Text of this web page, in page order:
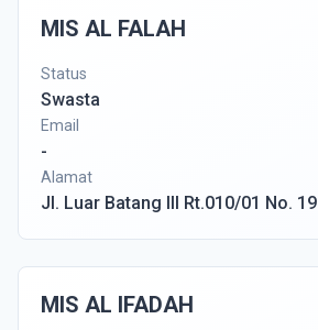
MIS AL FALAH
Status
Swasta
Email
-
Alamat
Jl. Luar Batang III Rt.010/01 No. 19
MIS AL IFADAH